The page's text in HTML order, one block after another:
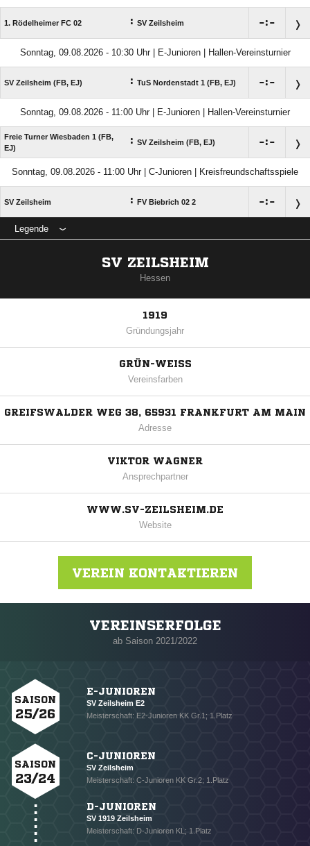
1. Rödelheimer FC 02 : SV Zeilsheim :
Sonntag, 09.08.2026 - 10:30 Uhr | E-Junioren | Hallen-Vereinsturnier
SV Zeilsheim (FB, EJ) : TuS Nordenstadt 1 (FB, EJ) :
Sonntag, 09.08.2026 - 11:00 Uhr | E-Junioren | Hallen-Vereinsturnier
Freie Turner Wiesbaden 1 (FB,
EJ)
: SV Zeilsheim (FB, EJ) :
Sonntag, 09.08.2026 - 11:00 Uhr | C-Junioren | Kreisfreundschaftsspiele
SV Zeilsheim : FV Biebrich 02 2 :
Legende
SV ZEILSHEIM
Hessen
1919
Gründungsjahr
GRÜN-WEISS
Vereinsfarben
GREIFSWALDER WEG 38, 65931 FRANKFURT AM MAIN
Adresse
VIKTOR WAGNER
Ansprechpartner
WWW.SV-ZEILSHEIM.DE
Website
VEREIN KONTAKTIEREN
Nachricht an SV Zeilsheim
VEREINSERFOLGE
ab Saison 2021/2022
SAISON
25/26
E-JUNIOREN
SV Zeilsheim E2
Meisterschaft: E2-Junioren KK Gr.1; 1.Platz
SAISON
23/24
C-JUNIOREN
SV Zeilsheim
Meisterschaft: C-Junioren KK Gr.2; 1.Platz
D-JUNIOREN
SV 1919 Zeilsheim
Meisterschaft: D-Junioren KL; 1.Platz